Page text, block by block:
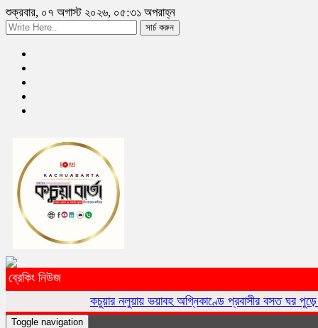
শুক্রবার, ০৭ অগাস্ট ২০২৬, ০৫:৩১ অপরাহ্ন
সার্চ করুন
ব্রেকিং নিউজ
কচুয়ার নলুয়ায় ভয়াবহ অগ্নিকাণ্ডে প্রবাসীর বসত ঘর পুড়ে ছাই,ক্ষয়ক্ষতি
Toggle navigation